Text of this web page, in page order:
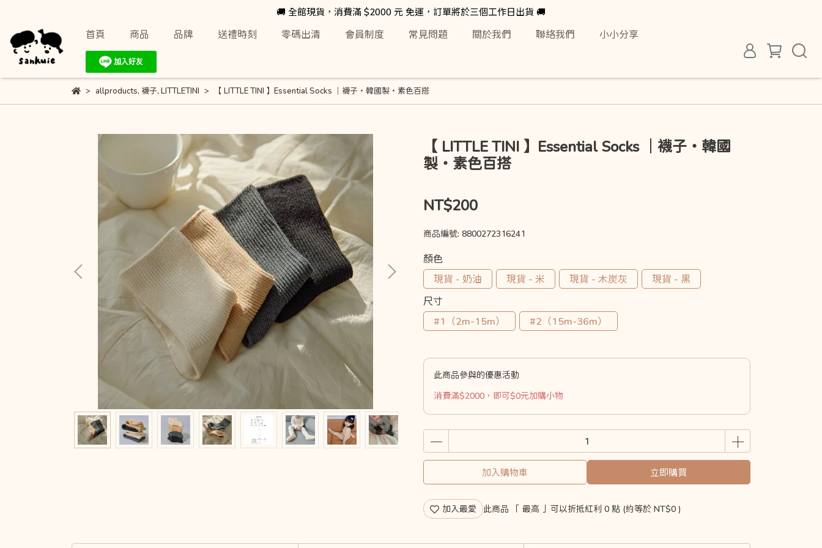
🚚 全館現貨，消費滿 $2000 元 免運，訂單將於三個工作日出貨 🚚
首頁 商品 品牌 送禮時刻 零碼出清 會員制度 常見問題 關於我們 聯絡我們 小小分享
allproducts, 襪子, LITTLETINI 【 LITTLE TINI 】Essential Socks ｜襪子・韓國製・素色百搭
【 LITTLE TINI 】Essential Socks ｜襪子・韓國
製・素色百搭
NT$200
商品編號: 8800272316241
顏色
現貨 - 奶油
現貨 - 米 現貨 - 木炭灰
現貨 - 黑
尺寸
#1（2m-15m）
#2（15m-36m）
此商品參與的優惠活動
消費滿$2000，即可$0元加購小物
加入購物車 立即購買
加入最愛 此商品 「 最高 」可以折抵紅利 0 點 (約等於 NT$0 )